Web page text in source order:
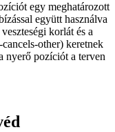
egy meghatározott
együtt használva
korlát és a
other) keretnek
nyerő pozíciót a terven